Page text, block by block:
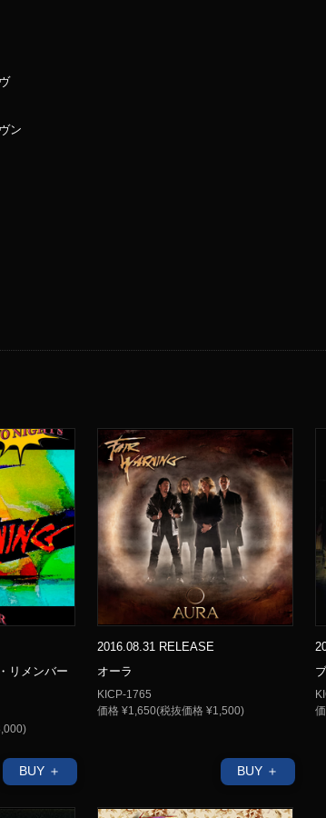
ン
リメンバー
BUY ＋
2016.08.31 RELEASE
オーラ
KICP-1765
価格 ¥1,650(税抜価格 ¥1,500)
BUY ＋